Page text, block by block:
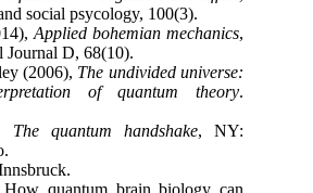
social psycology, 100(3).
Applied bohemian mechanics,
Journal D, 68(10).
(2006), The undivided universe:
of quantum theory.
The quantum handshake, NY:
quantum brain biology can